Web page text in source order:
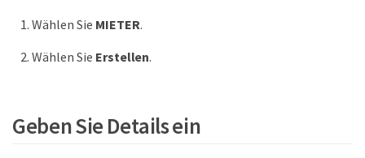
Wählen Sie MIETER.
Wählen Sie Erstellen.
Geben Sie Details ein